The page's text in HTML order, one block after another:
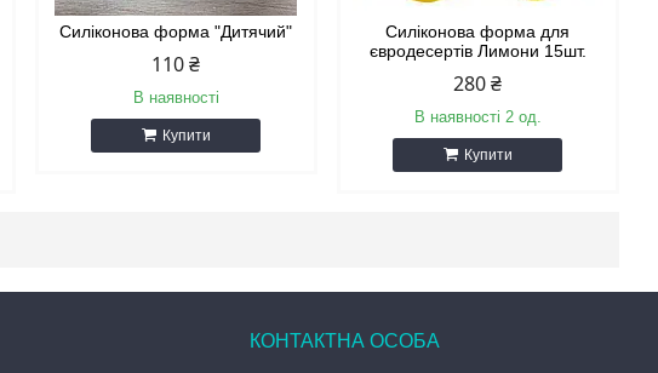
Силіконова форма "Дитячий"
110 ₴
В наявності
Купити
Силіконова форма для
євродесертів Лимони 15шт.
280 ₴
В наявності 2 од.
Купити